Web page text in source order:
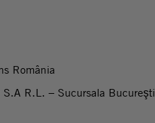
România
R.L. – Sucursala Bucureşti